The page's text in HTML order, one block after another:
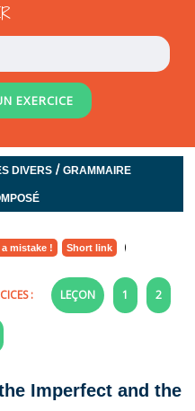
EXERCICE
DIVERS /GRAMMAIRE
mistake ! Short link
: LEÇON 1 2
Imperfect and the